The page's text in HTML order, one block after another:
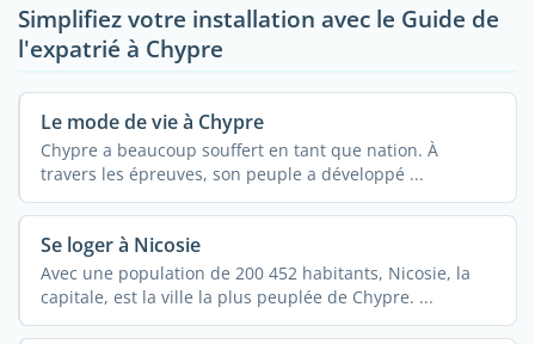
Simplifiez votre installation avec le Guide de
l'expatrié à Chypre
Le mode de vie à Chypre
Chypre a beaucoup souffert en tant que nation. À
travers les épreuves, son peuple a développé ...
Se loger à Nicosie
Avec une population de 200 452 habitants, Nicosie, la
capitale, est la ville la plus peuplée de Chypre. ...